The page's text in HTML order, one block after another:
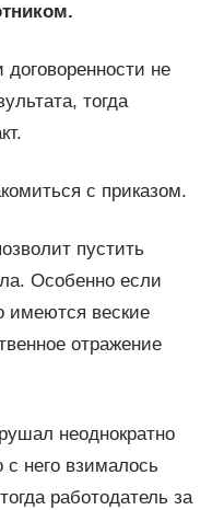
не
тогда
с приказом.
пустить
Особенно если
имеются веские
отражение
неоднократно
него взималось
работодатель за